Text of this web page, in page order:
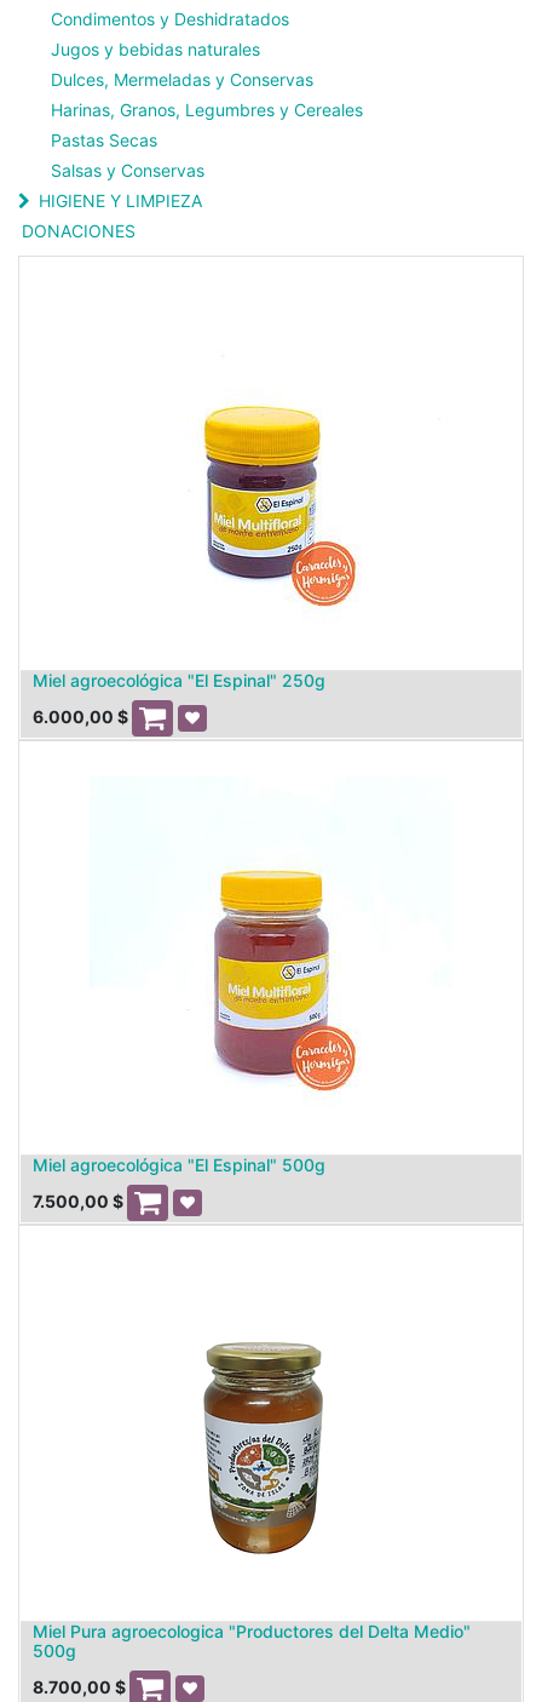
Condimentos y Deshidratados
Jugos y bebidas naturales
Dulces, Mermeladas y Conservas
Harinas, Granos, Legumbres y Cereales
Pastas Secas
Salsas y Conservas
HIGIENE Y LIMPIEZA
DONACIONES
Miel agroecológica "El Espinal" 250g
6.000,00 $
Miel agroecológica "El Espinal" 500g
7.500,00 $
Miel Pura agroecologica "Productores del Delta Medio"
500g
8.700,00 $